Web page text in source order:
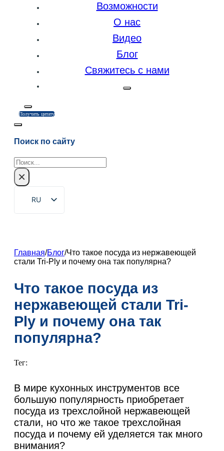
Возможности
О нас
Видео
Блог
Свяжитесь с нами
Получить цитату
Поиск по сайту
Поиск
×
RU
EN
FR
DE
AR
Главная/Блог/Что такое посуда из нержавеющей
стали Tri-Ply и почему она так популярна?
Что такое посуда из
нержавеющей стали Tri-
Ply и почему она так
популярна?
Тег:
В мире кухонных инструментов все
большую популярность приобретает
посуда из трехслойной нержавеющей
стали, но что же такое трехслойная
посуда и почему ей уделяется так много
внимания?